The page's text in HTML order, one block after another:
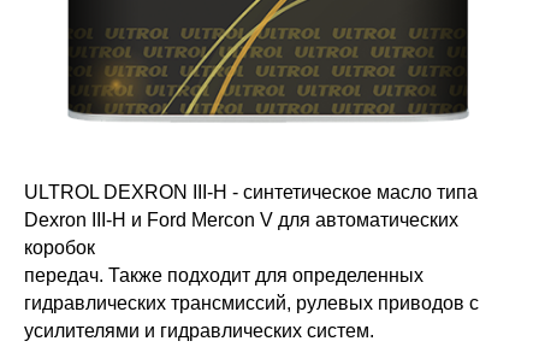
ULTROL DEXRON III-H - синтетическое масло типа
Dexron III-H и Ford Mercon V для автоматических
коробок
передач. Также подходит для определенных
гидравлических трансмиссий, рулевых приводов с
усилителями и гидравлических систем.